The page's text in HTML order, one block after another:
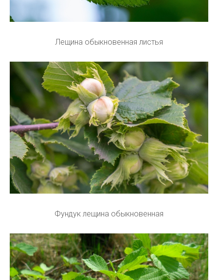
Лещина обыкновенная листья
Фундук лещина обыкновенная